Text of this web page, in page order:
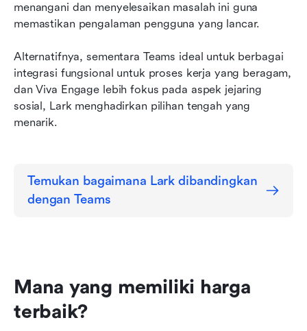
menangani dan menyelesaikan masalah ini guna
memastikan pengalaman pengguna yang lancar.
Alternatifnya, sementara Teams ideal untuk berbagai
integrasi fungsional untuk proses kerja yang beragam,
dan Viva Engage lebih fokus pada aspek jejaring
sosial, Lark menghadirkan pilihan tengah yang
menarik.
Temukan bagaimana Lark dibandingkan
dengan Teams
Mana yang memiliki harga
terbaik?